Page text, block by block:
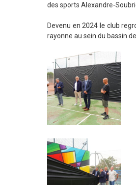
des sports Alexandre-
Devenu en 2024 le club
rayonne au sein du bassin